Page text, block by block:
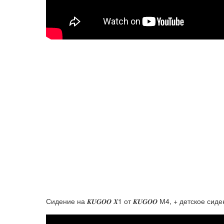
Сидение на 𝑲𝑼𝑮𝑶𝑶 𝑿1 от 𝑲𝑼𝑮𝑶𝑶 М4, + детское